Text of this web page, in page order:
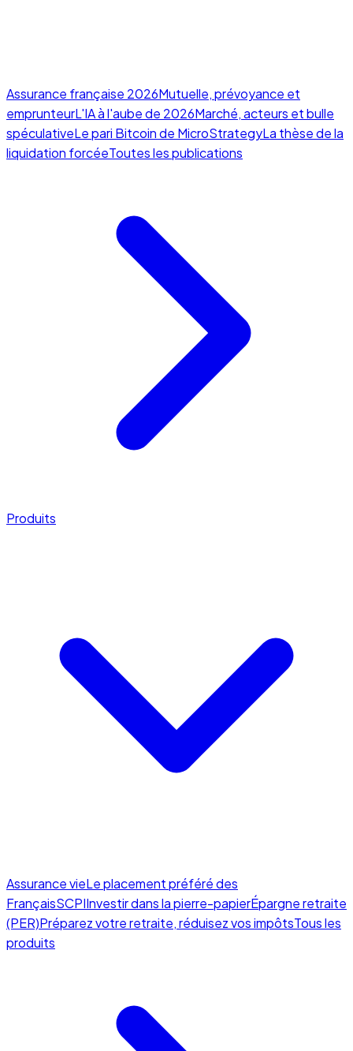
Assurance française 2026Mutuelle, prévoyance et
emprunteurL'IA à l'aube de 2026Marché, acteurs et bulle
spéculativeLe pari Bitcoin de MicroStrategyLa thèse de la
liquidation forcéeToutes les publications
Produits
Assurance vieLe placement préféré des
FrançaisSCPIInvestir dans la pierre-papierÉpargne retraite
(PER)Préparez votre retraite, réduisez vos impôtsTous les
produits